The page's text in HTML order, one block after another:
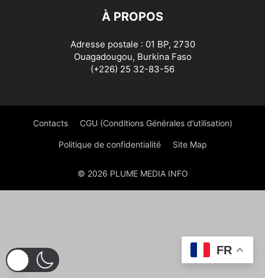
À PROPOS
Adresse postale : 01 BP, 2730
Ouagadougou, Burkina Faso
(+226) 25 32-83-56
Contacts CGU (Conditions Générales d’utilisation)
Politique de confidentialité Site Map
© 2026 PLUME MEDIA INFO
FR